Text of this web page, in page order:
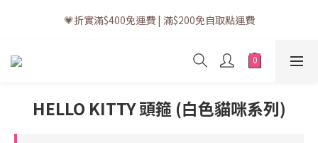
💗訂單一般送貨時間為3至5個工作天 (星期六、日及公眾假期並非
工作天)
💗折實滿$400免運費 | 滿$200免自取點運費
💗立即下載全新會員APP享有專屬會員禮遇
工作天)
HELLO KITTY 頭箍 (白色貓咪系列)